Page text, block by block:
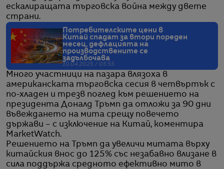
ескалиращата търговска война между двете
страни.
Потребителските цени в
Китай спадат за втори пореден
месец, дефлацията на
производствените се
задълбочава
10.04.2025 / 05:55
Много участници на пазара влязоха в
американската търговска сесия в четвъртък с
по-хладен и трезв поглед към решението на
президента Доналд Тръмп да отложи за 90 дни
въвеждането на мита срещу повечето
държави – с изключение на Китай, коментира
MarketWatch.
Решението на Тръмп да увеличи митата върху
китайския внос до 125% със незабавно влизане в
сила поддържа средното ефективно мито в